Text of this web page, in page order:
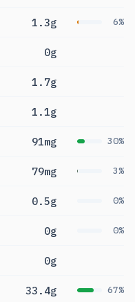
1.3g 6%
0g
1.7g
1.1g
91mg 30%
79mg 3%
0.5g 0%
0g 0%
0g
33.4g 67%